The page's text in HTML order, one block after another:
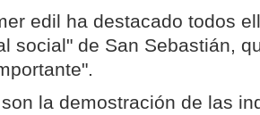
edil ha destacado todos
social" de San Sebastián,
la demostración de las